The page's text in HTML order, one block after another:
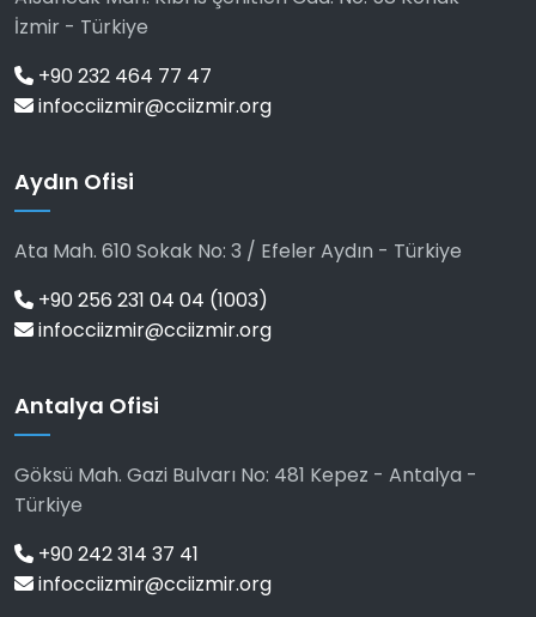
İzmir - Türkiye
+90 232 464 77 47
infocciizmir@cciizmir.org
Aydın Ofisi
Ata Mah. 610 Sokak No: 3 / Efeler Aydın - Türkiye
+90 256 231 04 04 (1003)
infocciizmir@cciizmir.org
Antalya Ofisi
Göksü Mah. Gazi Bulvarı No: 481 Kepez - Antalya -
Türkiye
+90 242 314 37 41
infocciizmir@cciizmir.org